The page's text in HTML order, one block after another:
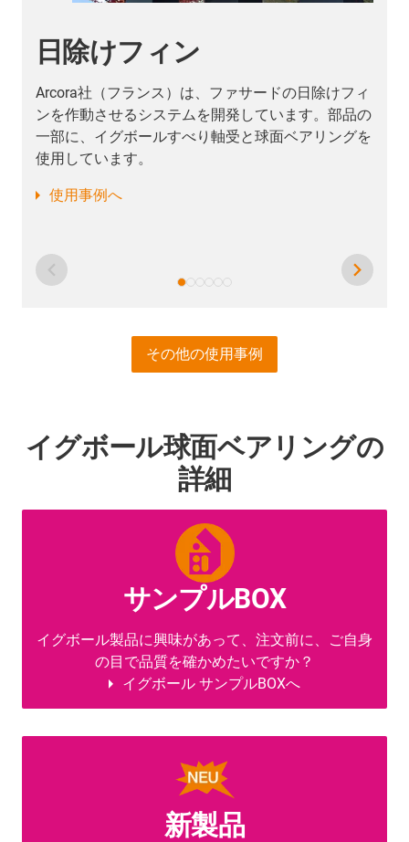
日除けフィン
Arcora社（フランス）は、ファサードの日除けフィ
ンを作動させるシステムを開発しています。部品の
一部に、イグボールすべり軸受と球面ベアリングを
使用しています。
使用事例へ
その他の使用事例
イグボール球面ベアリングの
詳細
サンプルBOX
イグボール製品に興味があって、注文前に、ご自身
の目で品質を確かめたいですか？
イグボール サンプルBOXへ
新製品